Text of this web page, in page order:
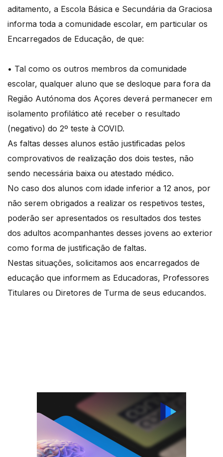
aditamento, a Escola Básica e Secundária da Graciosa
informa toda a comunidade escolar, em particular os
Encarregados de Educação, de que:
• Tal como os outros membros da comunidade
escolar, qualquer aluno que se desloque para fora da
Região Autónoma dos Açores deverá permanecer em
isolamento profilático até receber o resultado
(negativo) do 2º teste à COVID.
As faltas desses alunos estão justificadas pelos
comprovativos de realização dos dois testes, não
sendo necessária baixa ou atestado médico.
No caso dos alunos com idade inferior a 12 anos, por
não serem obrigados a realizar os respetivos testes,
poderão ser apresentados os resultados dos testes
dos adultos acompanhantes desses jovens ao exterior
como forma de justificação de faltas.
Nestas situações, solicitamos aos encarregados de
educação que informem as Educadoras, Professores
Titulares ou Diretores de Turma de seus educandos.